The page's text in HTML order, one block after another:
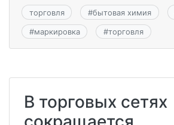
торговля #бытовая химия
#маркировка #торговля
В торговых сетях